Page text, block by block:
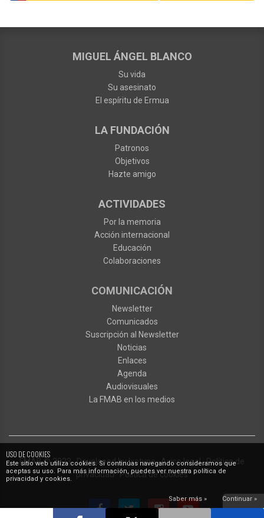
USO DE COOKIES
Este sitio web utiliza cookies. Si continúas navegando consideramos que
aceptas su uso. Para más información, puedes ver nuestra política de
privacidad y cookies.
Saber más » Continuar »
MIGUEL ÁNGEL BLANCO
Su vida
Su asesinato
El espíritu de Ermua
LA FUNDACIÓN
Patronos
Objetivos
Hazte amigo
ACTIVIDADES
Por la memoria
Acción internacional
Educación
Colaboraciones
COMUNICACIÓN
Newsletter
Comunicados
Suscripción al Newsletter
Noticias
Enlaces
Agenda
Audiovisuales
La FMAB en los medios
FMAB© 2023·Developed byIxotype·Aviso legal·Política de
privacidad·Política de cookies